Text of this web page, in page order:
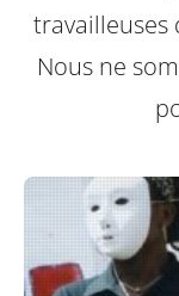
travailleuses
Nous ne